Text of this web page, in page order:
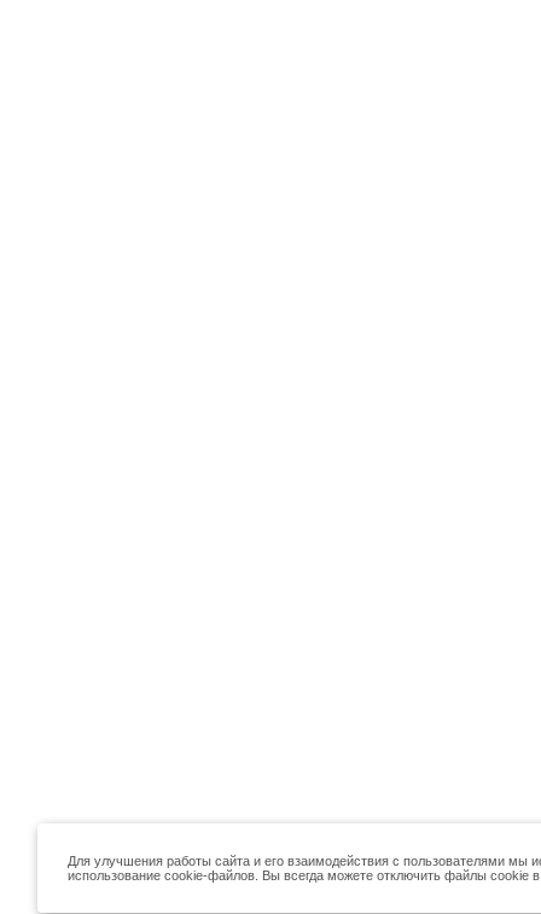
Для улучшения работы сайта и его взаимодействия с пользователями
использование cookie-файлов. Вы всегда можете отключить файлы cookie